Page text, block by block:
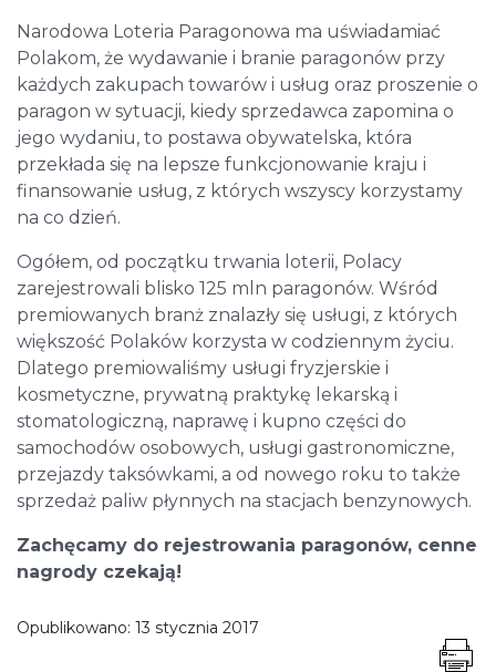
Narodowa Loteria Paragonowa ma uświadamiać
Polakom, że wydawanie i branie paragonów przy
każdych zakupach towarów i usług oraz proszenie o
paragon w sytuacji, kiedy sprzedawca zapomina o
jego wydaniu, to postawa obywatelska, która
przekłada się na lepsze funkcjonowanie kraju i
finansowanie usług, z których wszyscy korzystamy
na co dzień.
Ogółem, od początku trwania loterii, Polacy
zarejestrowali blisko 125 mln paragonów. Wśród
premiowanych branż znalazły się usługi, z których
większość Polaków korzysta w codziennym życiu.
Dlatego premiowaliśmy usługi fryzjerskie i
kosmetyczne, prywatną praktykę lekarską i
stomatologiczną, naprawę i kupno części do
samochodów osobowych, usługi gastronomiczne,
przejazdy taksówkami, a od nowego roku to także
sprzedaż paliw płynnych na stacjach benzynowych.
Zachęcamy do rejestrowania paragonów, cenne
nagrody czekają!
Opublikowano: 13 stycznia 2017